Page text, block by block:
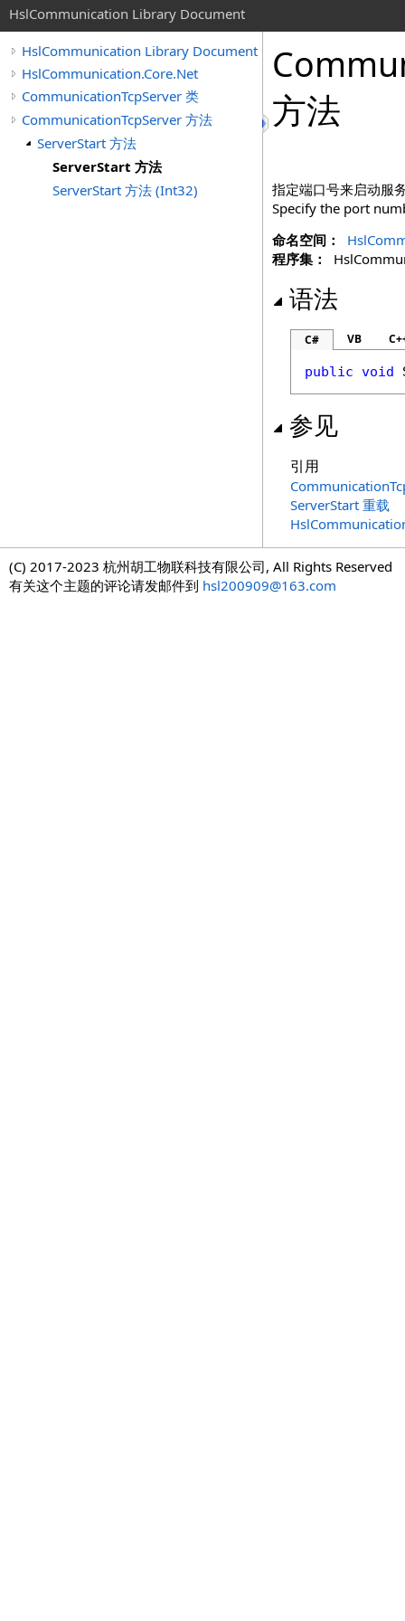
HslCommunication Library Document
HslCommunication Library Document
HslCommunication.Core.Net
CommunicationTcpServer 类
CommunicationTcpServer 方法
ServerStart 方法
ServerStart 方法
ServerStart 方法 (Int32)
方法
指定端口号来启动服
Specify the port
命名空间：
程序集：
语法
C# VB
public void
参见
引用
ServerStart 重载
(C) 2017-2023 杭州胡工物联科技有限公司, All Rights Reserved
有关这个主题的评论请发邮件到 hsl200909@163.com